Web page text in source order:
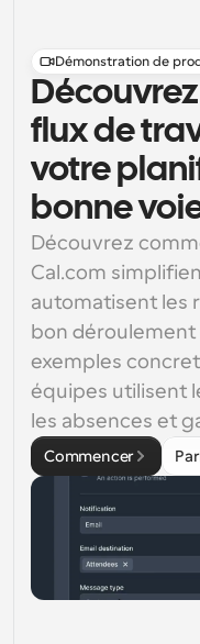
Démonstration de
flux de
votre
bonne
Découvrez
Cal.com
automatisent les
bon déroulement
exemples
équipes utilisent
les absences et
Commencer